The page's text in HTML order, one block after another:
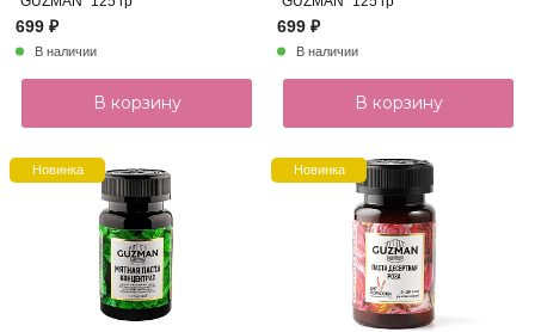
699 ₽
В наличии
В корзину
699 ₽
В наличии
В корзину
Новинка Новинка